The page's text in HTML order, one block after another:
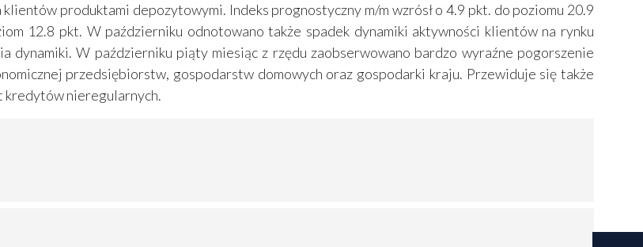
produktami depozytowymi. Indeks prognostyczny m/m wzrósł o 4.9 pkt. do poziomu 20.9
12.8 pkt. W październiku odnotowano także spadek dynamiki aktywności klientów na rynku
dynamiki. W październiku piąty miesiąc z rzędu zaobserwowano bardzo wyraźne pogorszenie
przedsiębiorstw, gospodarstw domowych oraz gospodarki kraju. Przewiduje się także
kredytów nieregularnych.